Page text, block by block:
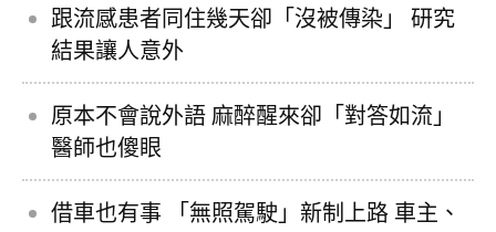
跟流感患者同住幾天卻「沒被傳染」 研究
結果讓人意外
原本不會說外語 麻醉醒來卻「對答如流」
醫師也傻眼
借車也有事 「無照駕駛」新制上路 車主、